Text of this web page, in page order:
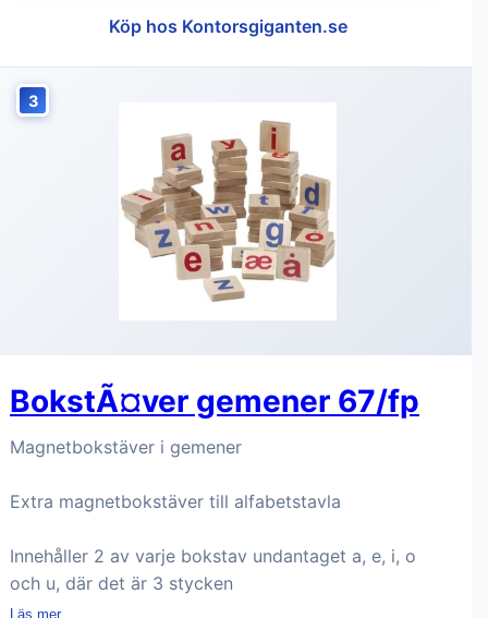
Köp hos Kontorsgiganten.se
3
BokstÃ¤ver gemener 67/fp
Magnetbokstäver i gemener
Extra magnetbokstäver till alfabetstavla
Innehåller 2 av varje bokstav undantaget a, e, i, o
och u, där det är 3 stycken
Läs mer